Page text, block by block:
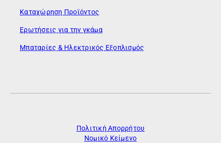
Καταχώρηση Προϊόντος
Ερωτήσεις για την γκάμα
Μπαταρίες & Ηλεκτρικός Εξοπλισμός
Πολιτική Απορρήτου
Νομικό Κείμενο